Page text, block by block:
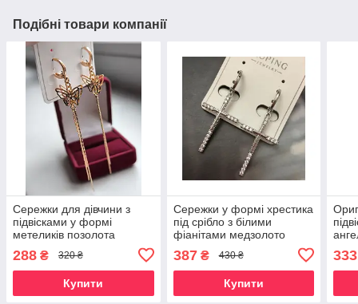
Подібні товари компанії
Сережки для дівчини з
підвісками у формі
метеликів позолота
288 ₴ 320 ₴
Купити
Сережки у формі хрестика
під срібло з білими
фіанітами медзолото
387₴ 430 ₴
Купити
333